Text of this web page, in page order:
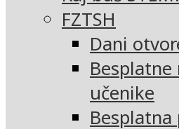
FZTSH
Dani
Besplatne
učenike
Besplatna